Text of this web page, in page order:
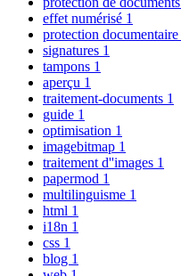
effet numérisé 1
protection documentaire
signatures 1
tampons 1
aperçu 1
traitement-documents 1
guide 1
optimisation 1
imagebitmap 1
traitement d''images 1
papermod 1
multilinguisme 1
html 1
i18n 1
css 1
blog 1